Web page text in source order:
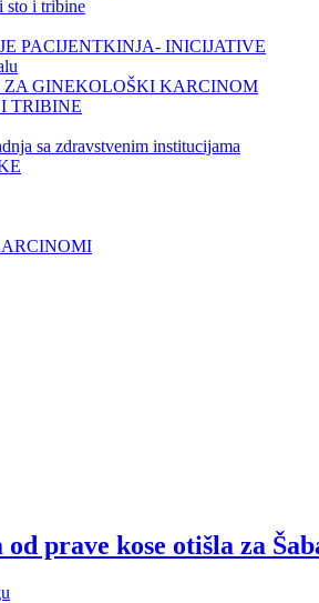
sto i tribine
PACIJENTKINJA- INICIJATIVE
ZA GINEKOLOŠKI KARCINOM
TRIBINE
sa zdravstvenim institucijama
prave kose otišla za